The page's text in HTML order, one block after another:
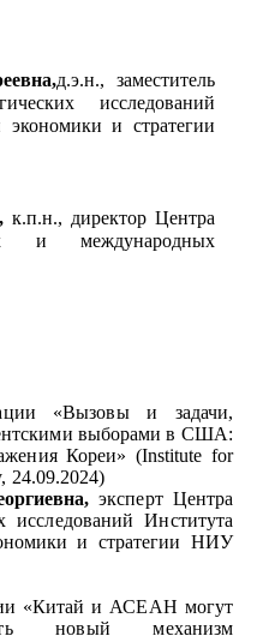
д.э.н., заместитель
исследований
и стратегии
к.п.н., директор Центра
и международных
«Вызовы и задачи,
выборами в США:
Кореи» (Institute for
24.09.2024)
эксперт Центра
исследований Института
и стратегии НИУ
«Китай и АСЕАН могут
новый механизм